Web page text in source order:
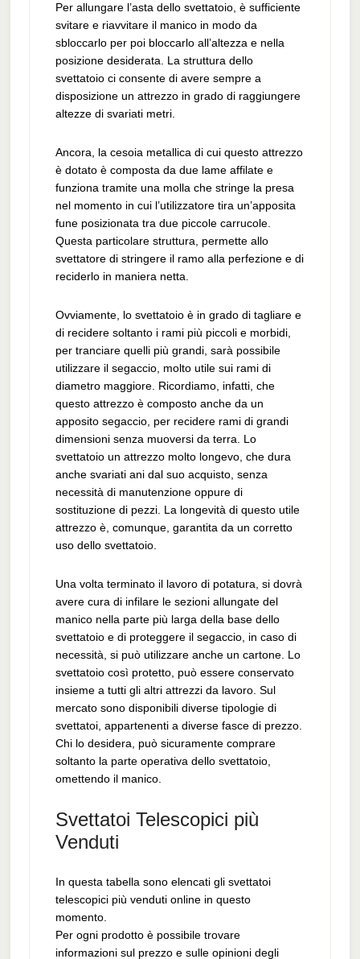
Per allungare l’asta dello svettatoio, è sufficiente
svitare e riavvitare il manico in modo da
sbloccarlo per poi bloccarlo all’altezza e nella
posizione desiderata. La struttura dello
svettatoio ci consente di avere sempre a
disposizione un attrezzo in grado di raggiungere
altezze di svariati metri.
Ancora, la cesoia metallica di cui questo attrezzo
è dotato è composta da due lame affilate e
funziona tramite una molla che stringe la presa
nel momento in cui l’utilizzatore tira un’apposita
fune posizionata tra due piccole carrucole.
Questa particolare struttura, permette allo
svettatore di stringere il ramo alla perfezione e di
reciderlo in maniera netta.
Ovviamente, lo svettatoio è in grado di tagliare e
di recidere soltanto i rami più piccoli e morbidi,
per tranciare quelli più grandi, sarà possibile
utilizzare il segaccio, molto utile sui rami di
diametro maggiore. Ricordiamo, infatti, che
questo attrezzo è composto anche da un
apposito segaccio, per recidere rami di grandi
dimensioni senza muoversi da terra. Lo
svettatoio un attrezzo molto longevo, che dura
anche svariati ani dal suo acquisto, senza
necessità di manutenzione oppure di
sostituzione di pezzi. La longevità di questo utile
attrezzo è, comunque, garantita da un corretto
uso dello svettatoio.
Una volta terminato il lavoro di potatura, si dovrà
avere cura di infilare le sezioni allungate del
manico nella parte più larga della base dello
svettatoio e di proteggere il segaccio, in caso di
necessità, si può utilizzare anche un cartone. Lo
svettatoio così protetto, può essere conservato
insieme a tutti gli altri attrezzi da lavoro. Sul
mercato sono disponibili diverse tipologie di
svettatoi, appartenenti a diverse fasce di prezzo.
Chi lo desidera, può sicuramente comprare
soltanto la parte operativa dello svettatoio,
omettendo il manico.
Svettatoi Telescopici più
Venduti
In questa tabella sono elencati gli svettatoi
telescopici più venduti online in questo
momento.
Per ogni prodotto è possibile trovare
informazioni sul prezzo e sulle opinioni degli